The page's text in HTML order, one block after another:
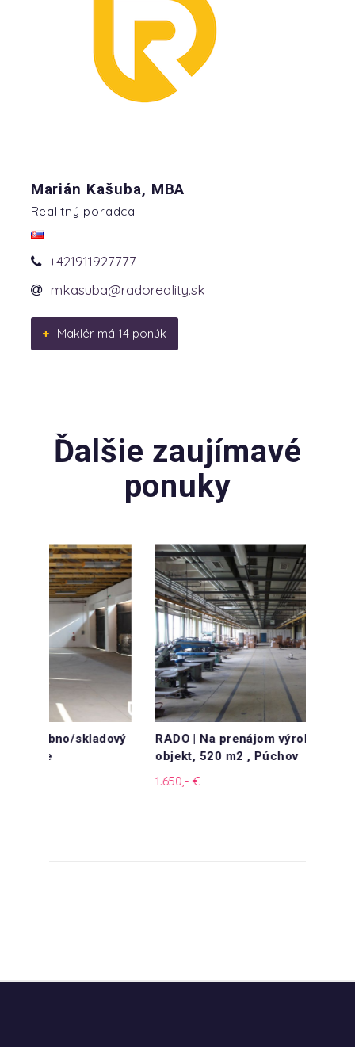
Marián Kašuba, MBA
Realitný poradca
+421911927777
mkasuba@radoreality.sk
Maklér má 14 ponúk
Ďalšie zaujímavé
ponuky
RADO | Na prenájom výrobno/skladový
objekt, 520 m2 , Púchov